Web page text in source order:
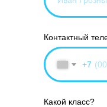
Контактный
+7
Какой класс?